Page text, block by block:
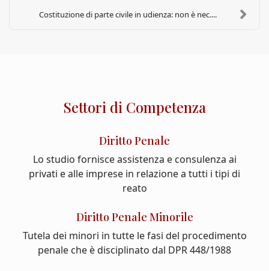
Costituzione di parte civile in udienza: non è nec....
Settori di Competenza
Diritto Penale
Lo studio fornisce assistenza e consulenza ai
privati e alle imprese in relazione a tutti i tipi di
reato
Diritto Penale Minorile
Tutela dei minori in tutte le fasi del procedimento
penale che è disciplinato dal DPR 448/1988